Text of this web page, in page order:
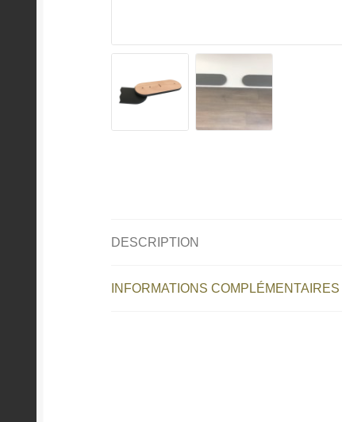
DESCRIPTION
INFORMATIONS COMPLÉMENTAIRES